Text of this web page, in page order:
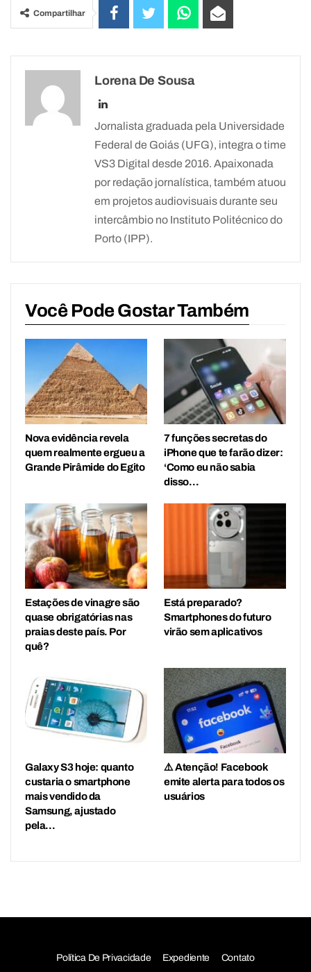
Compartilhar
Lorena De Sousa
Jornalista graduada pela Universidade
Federal de Goiás (UFG), integra o time
VS3 Digital desde 2016. Apaixonada
por redação jornalística, também atuou
em projetos audiovisuais durante seu
intercâmbio no Instituto Politécnico do
Porto (IPP).
Você Pode Gostar Também
Nova evidência revela
quem realmente ergueu a
Grande Pirâmide do Egito
7 funções secretas do
iPhone que te farão dizer:
‘Como eu não sabia
disso…
Estações de vinagre são
quase obrigatórias nas
praias deste país. Por
quê?
Está preparado?
Smartphones do futuro
virão sem aplicativos
Galaxy S3 hoje: quanto
custaria o smartphone
mais vendido da
Samsung, ajustado
pela…
⚠️ Atenção! Facebook
emite alerta para todos os
usuários
Política De Privacidade Expediente Contato